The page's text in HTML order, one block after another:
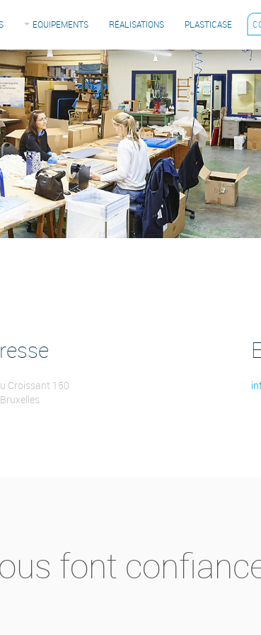
EQUIPEMENTS RÉALISATIONS PLASTICASE
Croissant 150
font